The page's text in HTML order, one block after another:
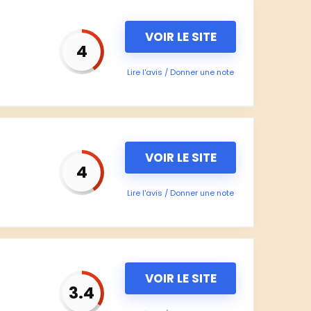
4
VOIR LE SITE
Lire l'avis / Donner une note
4
VOIR LE SITE
Lire l'avis / Donner une note
3.4
VOIR LE SITE